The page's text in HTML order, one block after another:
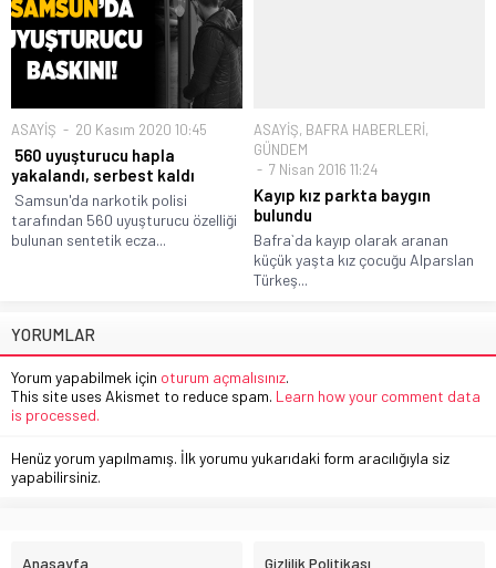
ASAYİŞ 20 Kasım 2020 10:45
560 uyuşturucu hapla
yakalandı, serbest kaldı
Samsun'da narkotik polisi
tarafından 560 uyuşturucu özelliği
bulunan sentetik ecza...
ASAYİŞ, BAFRA HABERLERİ,
GÜNDEM
7 Nisan 2016 11:24
Kayıp kız parkta baygın
bulundu
Bafra`da kayıp olarak aranan
küçük yaşta kız çocuğu Alparslan
Türkeş...
YORUMLAR
Yorum yapabilmek için oturum açmalısınız.
This site uses Akismet to reduce spam. Learn how your comment data
is processed.
Henüz yorum yapılmamış. İlk yorumu yukarıdaki form aracılığıyla siz
yapabilirsiniz.
Anasayfa Gizlilik Politikası